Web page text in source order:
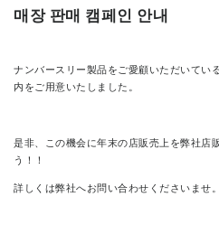
매장 판매 캠페인 안내
ナンバースリー製品をご愛顧いただいてい
内をご用意いたしました。
是非、この機会に年末の店販売上を弊社店
う！！
詳しくは弊社へお問い合わせくださいませ。
연락